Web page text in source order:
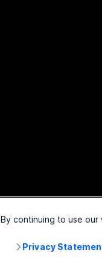
By continuing to use
Privacy